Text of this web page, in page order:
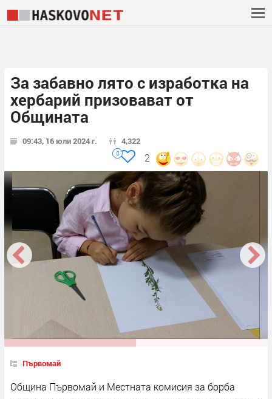
За забавно лято с изработка на
хербарий призовават от
Общината
09:43, 16 юли 2024 г. 4,322
2
0
Първомай
Община Първомай и Местната комисия за борба